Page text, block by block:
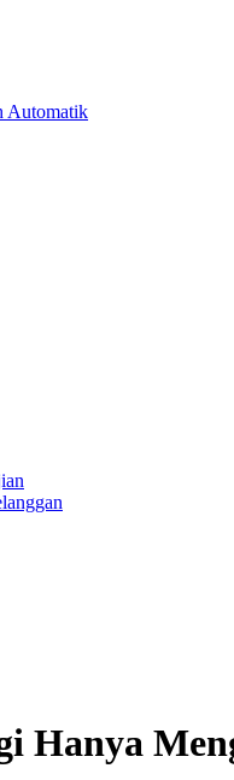
Automatik
Hanya